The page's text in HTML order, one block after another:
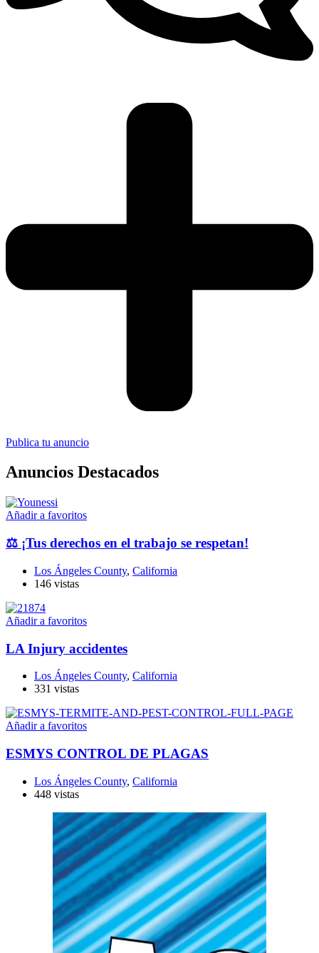
Publica tu anuncio
Anuncios Destacados
Añadir a favoritos
⚖️ ¡Tus derechos en el trabajo se respetan!
Los Ángeles County, California
146 vistas
Añadir a favoritos
LA Injury accidentes
Los Ángeles County, California
331 vistas
Añadir a favoritos
ESMYS CONTROL DE PLAGAS
Los Ángeles County, California
448 vistas